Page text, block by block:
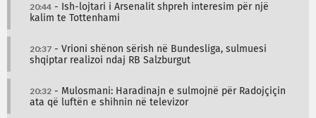
20:44 - Ish-lojtari i Arsenalit shpreh interesim për një
kalim te Tottenhami
20:37 - Vrioni shënon sërish në Bundesliga, sulmuesi
shqiptar realizoi ndaj RB Salzburgut
20:32 - Mulosmani: Haradinajn e sulmojnë për Radojçiçin
ata që luftën e shihnin në televizor